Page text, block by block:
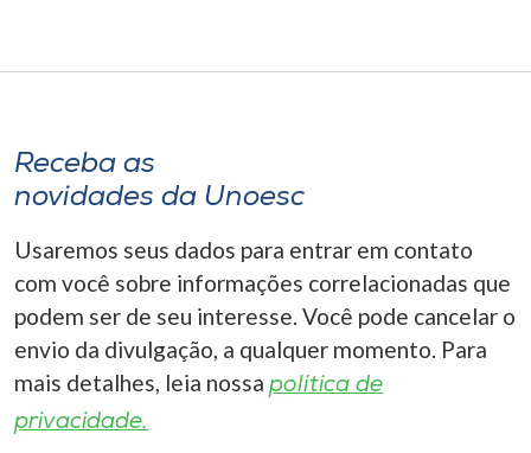
Receba as
novidades da Unoesc
Usaremos seus dados para entrar em contato
com você sobre informações correlacionadas que
podem ser de seu interesse. Você pode cancelar o
envio da divulgação, a qualquer momento. Para
mais detalhes, leia nossa política de
privacidade.